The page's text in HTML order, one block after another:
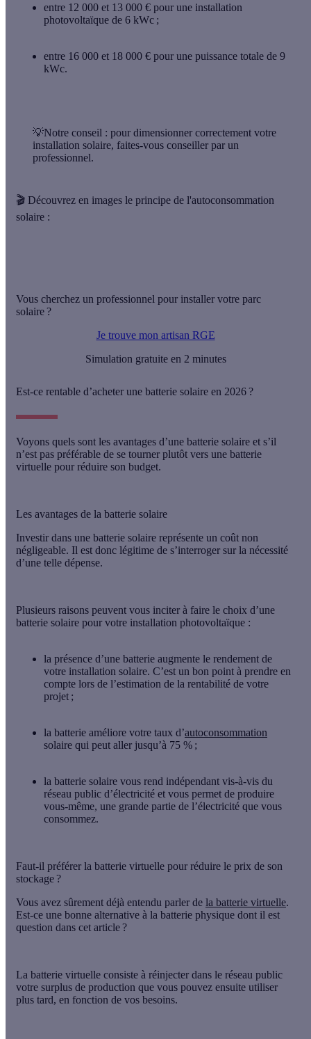
entre 12 000 et 13 000 € pour une installation
photovoltaïque de 6 kWc ;
entre 16 000 et 18 000 € pour une puissance totale de 9
kWc.
💡Notre conseil : pour dimensionner correctement votre
installation solaire, faites-vous conseiller par un
professionnel.
🎬 Découvrez en images le principe de l'autoconsommation
solaire :
Vous cherchez un professionnel pour installer votre parc
solaire ?
Je trouve mon artisan RGE
Simulation gratuite en 2 minutes
Est-ce rentable d’acheter une batterie solaire en 2026 ?
Voyons quels sont les avantages d’une batterie solaire et s’il
n’est pas préférable de se tourner plutôt vers une batterie
virtuelle pour réduire son budget.
Les avantages de la batterie solaire
Investir dans une batterie solaire représente un coût non
négligeable. Il est donc légitime de s’interroger sur la nécessité
d’une telle dépense.
Plusieurs raisons peuvent vous inciter à faire le choix d’une
batterie solaire pour votre installation photovoltaïque :
la présence d’une batterie augmente le rendement de
votre installation solaire. C’est un bon point à prendre en
compte lors de l’estimation de la rentabilité de votre
projet ;
la batterie améliore votre taux d’autoconsommation
solaire qui peut aller jusqu’à 75 % ;
la batterie solaire vous rend indépendant vis-à-vis du
réseau public d’électricité et vous permet de produire
vous-même, une grande partie de l’électricité que vous
consommez.
Faut-il préférer la batterie virtuelle pour réduire le prix de son
stockage ?
Vous avez sûrement déjà entendu parler de la batterie virtuelle.
Est-ce une bonne alternative à la batterie physique dont il est
question dans cet article ?
La batterie virtuelle consiste à réinjecter dans le réseau public
votre surplus de production que vous pouvez ensuite utiliser
plus tard, en fonction de vos besoins.